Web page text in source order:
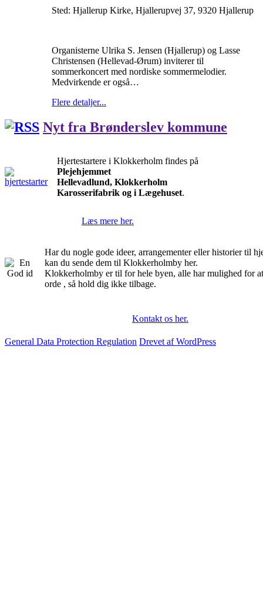
Sted: Hjallerup Kirke, Hjallerupvej 37, 9320 Hjallerup
Organisterne Ulrika S. Jensen (Hjallerup) og Lasse
Christensen (Hellevad-Ørum) inviterer til
sommerkoncert med nordiske sommermelodier.
Medvirkende er også…
Flere detaljer...
Nyt fra Brønderslev kommune
Hjertestartere i Klokkerholm findes på
Plejehjemmet
Hellevadlund, Klokkerholm
Karosserifabrik og i Lægehuset.
Læs mere her.
Har du nogle gode ideer, arrangementer eller historier til
kan du sende dem til Klokkerholmby her.
Klokkerholmby er til for hele byen, alle har mulighed for
orde , så hold dig ikke tilbage.
Kontakt os her.
General Data Protection Regulation Drevet af WordPress